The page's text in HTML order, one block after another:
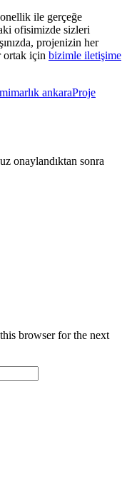
ile gerçeğe
ofisimizde sizleri
projenizin her
ortak için bizimle iletişime
ankaraProje
onaylandıktan sonra
browser for the next